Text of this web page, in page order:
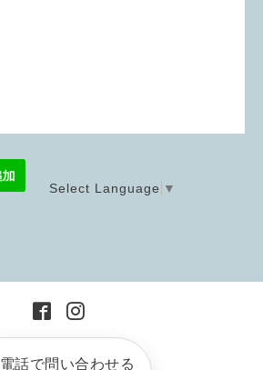
Select Language ▼
電話で問い合わせる